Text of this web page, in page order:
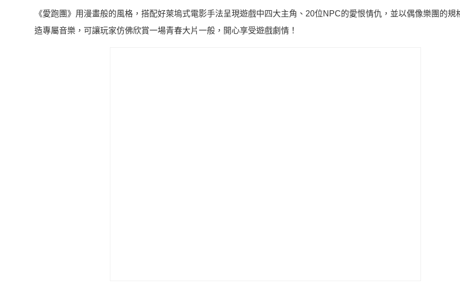
《愛跑團》用漫畫般的風格，搭配好萊塢式電影手法呈現遊戲中四大主角、20位NPC的愛恨情仇，並以偶像樂團的規
造專屬音樂，可讓玩家仿佛欣賞一場青春大片一般，開心享受遊戲劇情！